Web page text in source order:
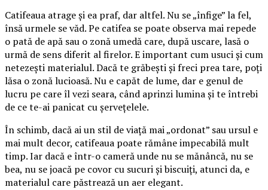
Catifeaua atrage și ea praf, dar altfel. Nu se „înfige” la fel,
însă urmele se văd. Pe catifea se poate observa mai repede
o pată de apă sau o zonă umedă care, după uscare, lasă o
urmă de sens diferit al firelor. E important cum usuci și cum
netezești materialul. Dacă te grăbești și freci prea tare, poți
lăsa o zonă lucioasă. Nu e capăt de lume, dar e genul de
lucru pe care îl vezi seara, când aprinzi lumina și te întrebi
de ce te-ai panicat cu șervețelele.
În schimb, dacă ai un stil de viață mai „ordonat” sau ursul e
mai mult decor, catifeaua poate rămâne impecabilă mult
timp. Iar dacă e într-o cameră unde nu se mănâncă, nu se
bea, nu se joacă pe covor cu sucuri și biscuiți, atunci da, e
materialul care păstrează un aer elegant.